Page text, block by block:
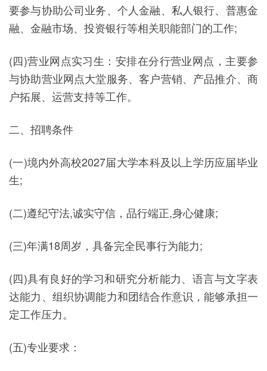
要参与协助公司业务、个人金融、私人银行、普惠金
融、金融市场、投资银行等相关职能部门的工作;
(四)营业网点实习生：安排在分行营业网点，主要参
与协助营业网点大堂服务、客户营销、产品推介、商
户拓展、运营支持等工作。
二、招聘条件
(一)境内外高校2027届大学本科及以上学历应届毕业
生;
(二)遵纪守法,诚实守信，品行端正,身心健康;
(三)年满18周岁，具备完全民事行为能力;
(四)具有良好的学习和研究分析能力、语言与文字表
达能力、组织协调能力和团结合作意识，能够承担一
定工作压力。
(五)专业要求：